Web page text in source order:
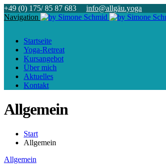
+49 (0) 175/ 85 87 683 info@allgäu.yoga
Navigation
Startseite
Yoga-Retreat
Kursangebot
Über mich
Aktuelles
Kontakt
Allgemein
Start
Allgemein
Allgemein